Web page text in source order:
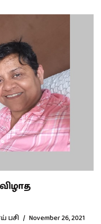
பசி November 26, 2021